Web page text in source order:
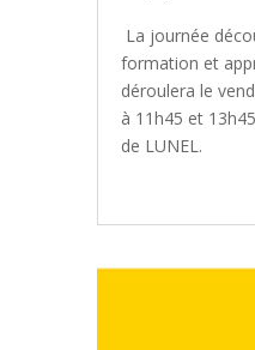
La journée
formation et
déroulera le
à 11h45 et
de LUNEL.